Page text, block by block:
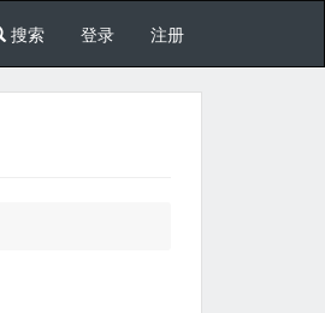
搜索 登录 注册